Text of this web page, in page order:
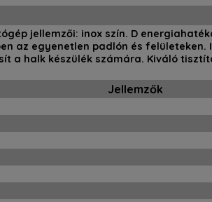
jellemzői: inox szín. D
az egyenetlen padlón és
a halk készülék számára. Kiváló
Jellemzők